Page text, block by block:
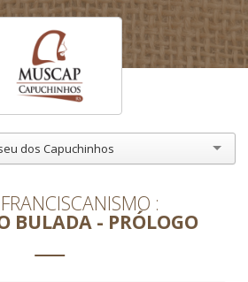
dos Capuchinhos
FRANCISCANISMO
BULADA - PRÓLOGO